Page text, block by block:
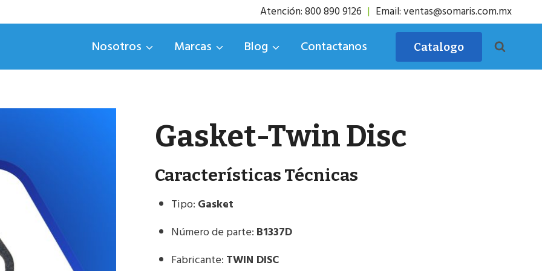
Atención: 800 890 9126 | Email: ventas@somaris.com.mx
Nosotros Marcas Blog Contactanos Catalogo
Gasket-Twin Disc
Características Técnicas
Tipo: Gasket
Número de parte: B1337D
Fabricante: TWIN DISC